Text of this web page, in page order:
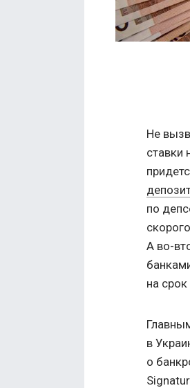
Не
ставки
по
А во-
на
в
о